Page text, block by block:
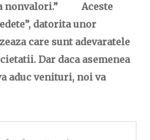
nonvalori.” Aceste
datorita unor
care sunt adevaratele
Dar daca asemenea
aduc venituri, noi va